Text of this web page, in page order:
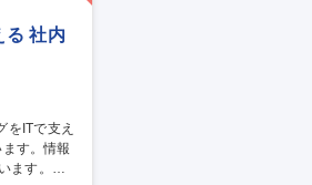
る 社内
ます。